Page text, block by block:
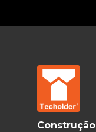
Construção